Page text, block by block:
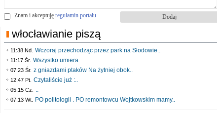
Znam i akceptuję regulamin portalu
włocławianie piszą
11:38 Nd. Wczoraj przechodząc przez park na Słodowie..
11:17 Śr. Wszystko umiera
07:23 Śr. z gniazdami ptaków Na żytniej obok..
12:47 Pt. Czytaliście już :..
05:15 Cz. ..
07:13 Wt. PO politologii . PO remontowcu Wojtkowskim mamy..